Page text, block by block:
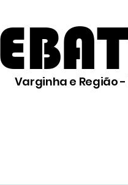
Varginha e Região -